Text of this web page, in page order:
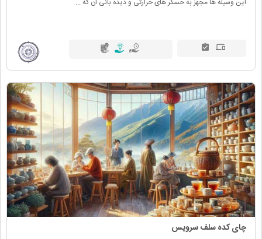
این وسیله ها مجهز به حسگر های حرارتی و دیده بانی ان که ...
چای کده سلف سرویس